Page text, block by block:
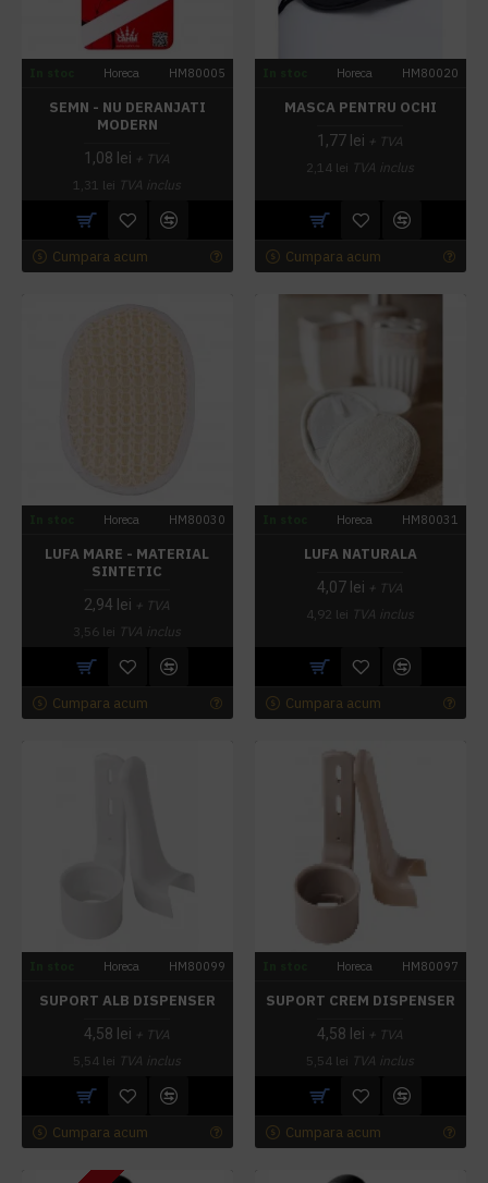
Horeca HM80005
SEMN - NU DERANJATI
MODERN
1,08 lei + TVA
1,31 lei TVA inclus
Cumpara acum
Horeca HM80020
MASCA PENTRU OCHI
1,77 lei + TVA
2,14 lei TVA inclus
Cumpara acum
Horeca HM80030
LUFA MARE - MATERIAL
SINTETIC
2,94 lei + TVA
3,56 lei TVA inclus
Cumpara acum
Horeca HM80031
LUFA NATURALA
4,07 lei + TVA
4,92 lei TVA inclus
Cumpara acum
Horeca HM80099
SUPORT ALB DISPENSER
4,58 lei + TVA
5,54 lei TVA inclus
Cumpara acum
Horeca HM80097
SUPORT CREM DISPENSER
4,58 lei + TVA
5,54 lei TVA inclus
Cumpara acum